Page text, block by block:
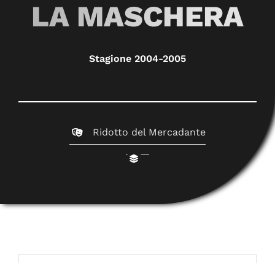
LA MASCHERA
Stagione 2004-2005
Ridotto del Mercadante